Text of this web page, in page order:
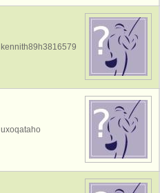
kennith89h3816579
uxoqataho